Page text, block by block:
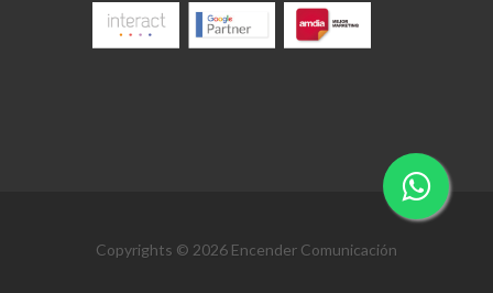
Copyrights © 2026 Encender Comunicación